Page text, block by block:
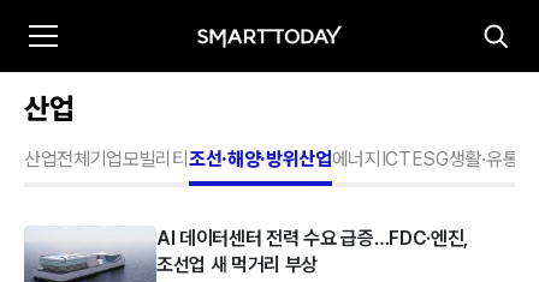
산업
산업전체기업모빌리티 조선·해양·방위산업에너지 ICTESG생활·유통
AI 데이터센터 전력 수요 급증…FDC·엔진,
조선업 새 먹거리 부상